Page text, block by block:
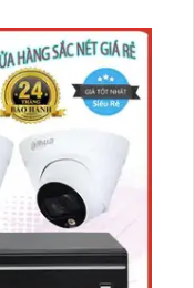
lý an ninh một
nén H